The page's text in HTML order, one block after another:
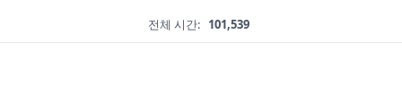
전체 시간: 101,539